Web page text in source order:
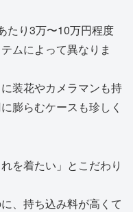
たり3万〜10万円程度
ムによって異なりま
装花やカメラマンも持
膨らむケースも珍しく
を着たい」とこだわり
、持ち込み料が高くて